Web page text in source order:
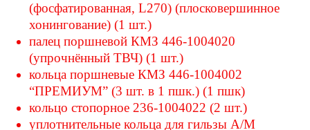
(фосфатированная, L270) (плосковершинное
хонингование) (1 шт.)
палец поршневой КМЗ 446-1004020
(упрочнённый ТВЧ) (1 шт.)
кольца поршневые КМЗ 446-1004002
“ПРЕМИУМ” (3 шт. в 1 пшк.) (1 пшк)
кольцо стопорное 236-1004022 (2 шт.)
уплотнительные кольца для гильзы А/М